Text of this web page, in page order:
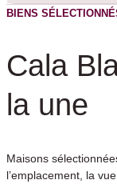
BIENS
Cala
la une
Maisons
l’emplacement, la